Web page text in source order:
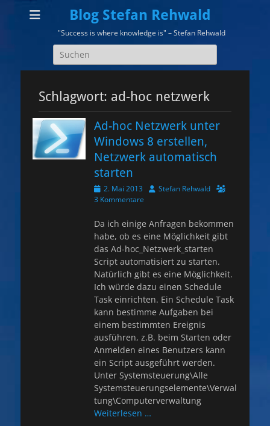
Blog Stefan Rehwald
"Success is where knowledge is" – Stefan Rehwald
Suchen
nach:
Schlagwort: ad-hoc netzwerk
Ad-hoc Netzwerk unter
Windows 8 erstellen,
Netzwerk automatisch
starten
Veröffentlicht
am
2. Mai 2013 AutorStefan Rehwald
3 Kommentare
Da ich einige Anfragen bekommen
habe, ob es eine Möglichkeit gibt
das Ad-hoc_Netzwerk_starten
Script automatisiert zu starten.
Natürlich gibt es eine Möglichkeit.
Ich würde dazu einen Schedule
Task einrichten. Ein Schedule Task
kann bestimme Aufgaben bei
einem bestimmten Ereignis
ausführen, z.B. beim Starten oder
Anmelden eines Benutzers kann
ein Script ausgeführt werden.
Unter Systemsteuerung\Alle
Systemsteuerungselemente\Verwal
tung\Computerverwaltung
Weiterlesen …